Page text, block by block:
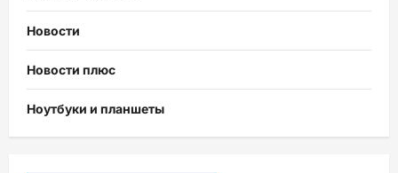
Новости
Новости плюс
Ноутбуки и планшеты